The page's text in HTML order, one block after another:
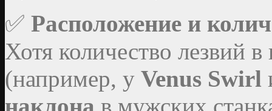
✅ Расположение и
Хотя количество лезвий
(например, у Venus Swirl
наклона в мужских